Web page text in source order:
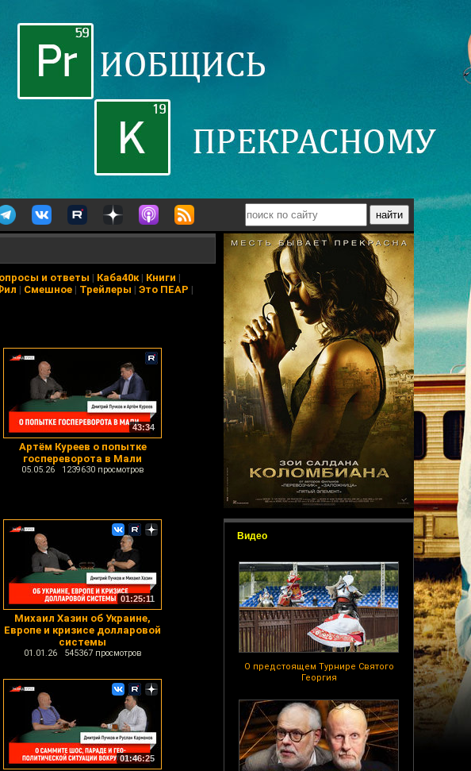
Видео
О предстоящем Турнире Святого
Георгия
и ответы | Каба40к| Книги |
| Смешное| Трейлеры | Это ПЕАР |
43:34
Артём Куреев о попытке
госпереворота в Мали
05.05.26 1239630 просмотров
01:25:11
Михаил Хазин об Украине,
Европе и кризисе долларовой
системы
01.01.26 545367 просмотров
01:46:25